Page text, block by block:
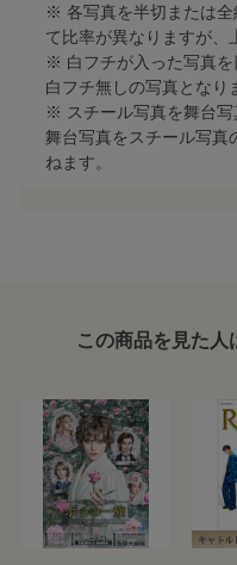
※ 各写真を半切または全
て比率が異なりますが、
※ 白フチが入った写真を
白フチ無しの写真となり
※ スチール写真を舞台
舞台写真をスチール写真
ねます。
この商品を見た人